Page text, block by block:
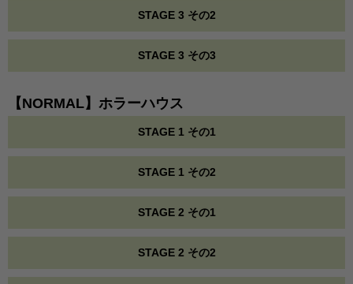
STAGE 3 その2
STAGE 3 その3
【NORMAL】ホラーハウス
STAGE 1 その1
STAGE 1 その2
STAGE 2 その1
STAGE 2 その2